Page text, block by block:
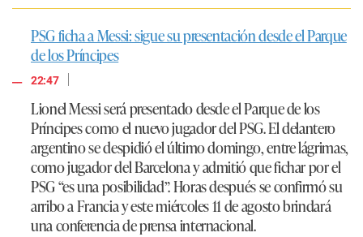
PSG ficha a Messi: sigue su presentación desde el Parque
de los Príncipes
22:47
|
Lionel Messi será presentado desde el Parque de los
Príncipes como el nuevo jugador del PSG. El delantero
argentino se despidió el último domingo, entre lágrimas,
como jugador del Barcelona y admitió que fichar por el
PSG “es una posibilidad”. Horas después se confirmó su
arribo a Francia y este miércoles 11 de agosto brindará
una conferencia de prensa internacional.